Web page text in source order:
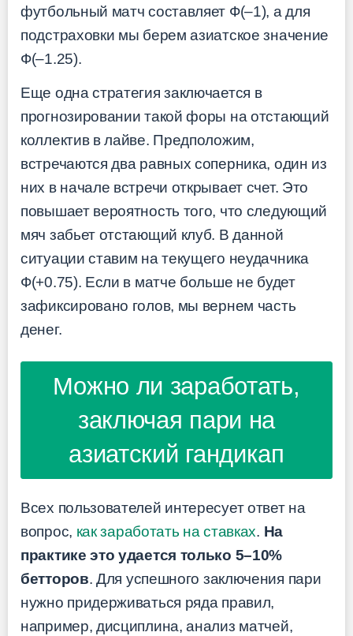
футбольный матч составляет Ф(–1), а для
подстраховки мы берем азиатское значение
Ф(–1.25).
Еще одна стратегия заключается в
прогнозировании такой форы на отстающий
коллектив в лайве. Предположим,
встречаются два равных соперника, один из
них в начале встречи открывает счет. Это
повышает вероятность того, что следующий
мяч забьет отстающий клуб. В данной
ситуации ставим на текущего неудачника
Ф(+0.75). Если в матче больше не будет
зафиксировано голов, мы вернем часть
денег.
Можно ли заработать,
заключая пари на
азиатский гандикап
Всех пользователей интересует ответ на
вопрос, как заработать на ставках. На
практике это удается только 5–10%
бетторов. Для успешного заключения пари
нужно придерживаться ряда правил,
например, дисциплина, анализ матчей,